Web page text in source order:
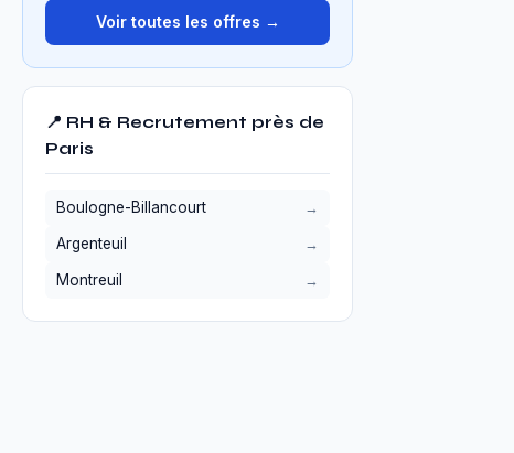
Voir toutes les offres →
📍 RH & Recrutement près de
Paris
Boulogne-Billancourt
Argenteuil
Montreuil